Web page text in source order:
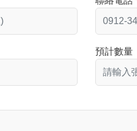
預計數量